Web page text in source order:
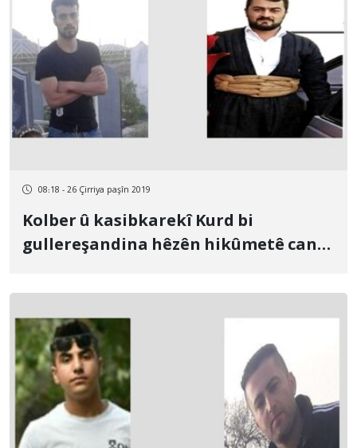
08:18 - 26 Çirriya paşîn 2019
Kolber û kasibkarekî Kurd bi
gullereşandina hêzên hikûmetê canê